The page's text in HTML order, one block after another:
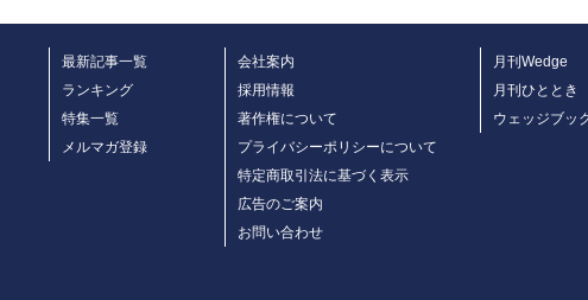
最新記事一覧
ランキング
特集一覧
メルマガ登録
会社案内
採用情報
著作権について
プライバシーポリシーについて
特定商取引法に基づく表示
広告のご案内
お問い合わせ
月刊Wedge
月刊ひととき
ウェッジブッ